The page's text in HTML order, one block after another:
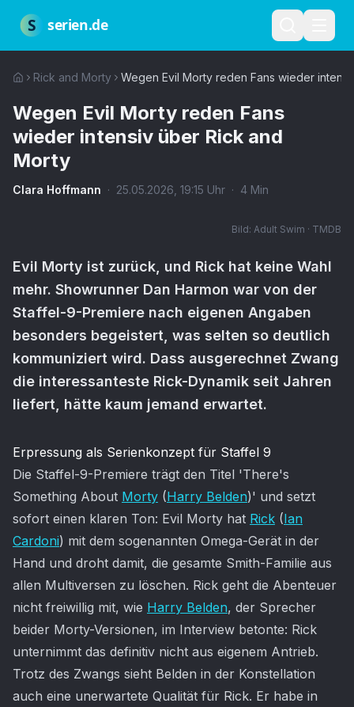
S serien.de
Rick and Morty Wegen Evil Morty reden Fans wieder
Wegen Evil Morty reden Fans
wieder intensiv über Rick and
Morty
Clara Hoffmann · 25.05.2026 19:15 Uhr · 4 Min
Bild: Adult Swim · TMDB
Evil Morty ist zurück, und Rick hat keine Wahl
mehr. Showrunner Dan Harmon war von der
Staffel-9-Premiere nach eigenen Angaben
besonders begeistert, was selten so deutlich
kommuniziert wird. Dass ausgerechnet Zwang
die interessanteste Rick-Dynamik seit Jahren
liefert, hätte kaum jemand erwartet.
Artikel-Inhalt
Erpressung als Serienkonzept für Staffel 9
Die Staffel-9-Premiere trägt den Titel 'There's
Something About Morty (Harry Belden)' und setzt
sofort einen klaren Ton: Evil Morty hat Rick (Ian
Cardoni) mit dem sogenannten Omega-Gerät in der
Hand und droht damit, die gesamte Smith-Familie aus
allen Multiversen zu löschen. Rick geht die Abenteuer
nicht freiwillig mit, wie Harry Belden, der Sprecher
beider Morty-Versionen, im Interview betonte: Rick
unternimmt das definitiv nicht aus eigenem Antrieb.
Trotz des Zwangs sieht Belden in der Konstellation
auch eine unerwartete Qualität für Rick. Er habe in
Nutzungsbedingungen